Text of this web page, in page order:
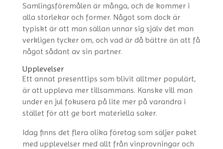
Samlingsföremålen är många, och de kommer i
alla storlekar och former. Något som dock är
typiskt är att man sällan unnar sig själv det man
verkligen tycker om, och vad är då bättre än att få
något sådant av sin partner.
Upplevelser
Ett annat presenttips som blivit alltmer populärt,
är att uppleva mer tillsammans. Kanske vill man
under en jul fokusera på lite mer på varandra i
stället för att ge bort materiella saker.
Idag finns det flera olika företag som säljer paket
med upplevelser med allt från vinprovningar och